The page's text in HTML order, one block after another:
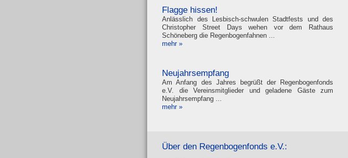
Flagge hissen!
Anlässlich des Lesbisch-schwulen Stadtfests und des
Christopher Street Days wehen vor dem Rathaus
Schöneberg die Regenbogenfahnen ...
mehr »
Neujahrsempfang
Am Anfang des Jahres begrüßt der Regenbogenfonds
e.V. die Vereins­mitglieder und geladene Gäste zum
Neujahrs­empfang ...
mehr »
Über den Regenbogenfonds e.V.: